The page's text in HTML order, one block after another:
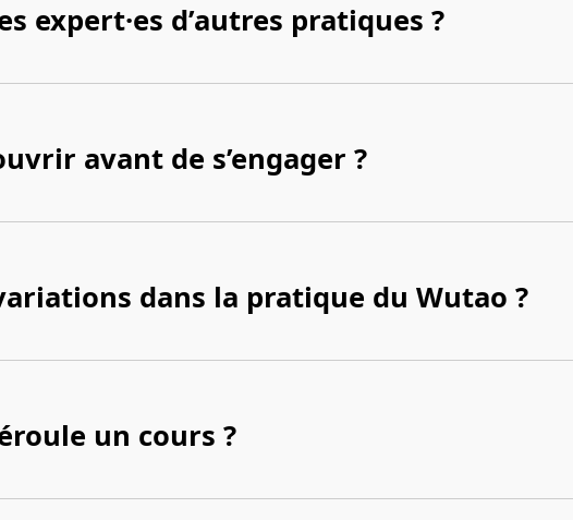
expert·es d’autres pratiques ?
avant de s’engager ?
dans la pratique du Wutao ?
un cours ?